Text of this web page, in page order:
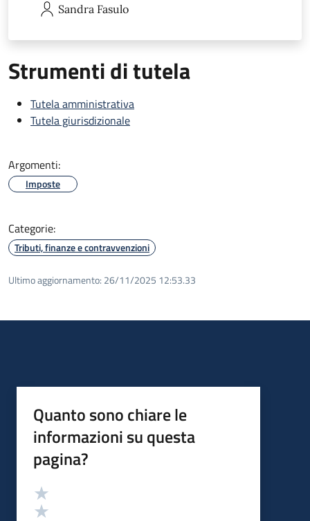
Sandra Fasulo
Strumenti di tutela
Tutela amministrativa
Tutela giurisdizionale
Argomenti:
Imposte
Categorie:
Tributi, finanze e contravvenzioni
Ultimo aggiornamento: 26/11/2025 12:53.33
Quanto sono chiare le
informazioni su questa
pagina?
Valutazione